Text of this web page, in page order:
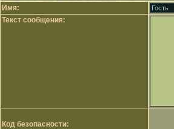
Имя:
Текст сообщения:
Код безопасности: